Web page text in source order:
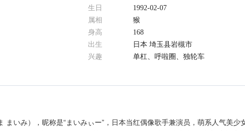
生日
1992-02-07
属相
猴
身高
168
出生
日本 埼玉县岩槻市
兴趣
单杠、呼啦圈、独轮车
まいみ），昵称是“まいみぃー”，日本当红偶像歌手兼演员，萌系人气美少